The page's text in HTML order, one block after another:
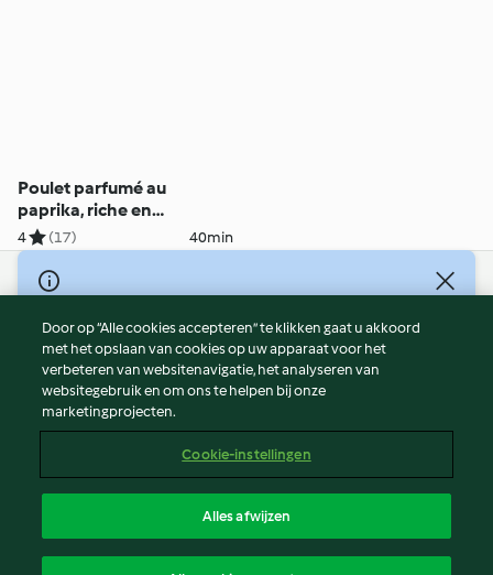
Poulet parfumé au
paprika, riche en
protéines, avec purée de
patates douces et crème
de noix de cajou
4 (17) 40min
© Copyright 2026
Gebruiksvoorwaarden
Privacybeleid
Disclaimer
Colofon
Verslag Inhoud
Toegankelijkheidsverklaring
Door op “Alle cookies accepteren” te klikken gaat u akkoord
met het opslaan van cookies op uw apparaat voor het
verbeteren van websitenavigatie, het analyseren van
websitegebruik en om ons te helpen bij onze
marketingprojecten.
Cookie-instellingen
Alles afwijzen